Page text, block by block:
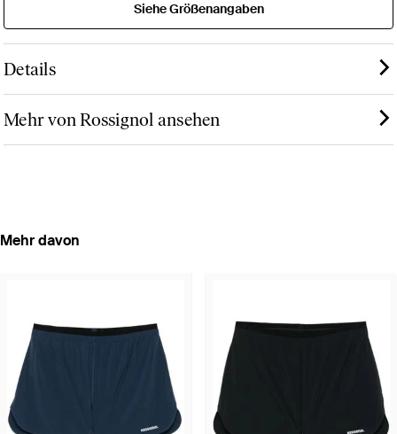
Siehe Größenangaben
Details
Mehr von Rossignol ansehen
Mehr davon